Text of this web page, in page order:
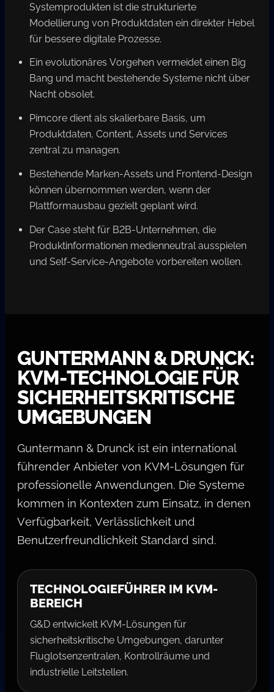
Systemprodukten ist die strukturierte
Modellierung von Produktdaten ein direkter Hebel
für bessere digitale Prozesse.
Ein evolutionäres Vorgehen vermeidet einen Big
Bang und macht bestehende Systeme nicht über
Nacht obsolet.
Pimcore dient als skalierbare Basis, um
Produktdaten, Content, Assets und Services
zentral zu managen.
Bestehende Marken-Assets und Frontend-Design
können übernommen werden, wenn der
Plattformausbau gezielt geplant wird.
Der Case steht für B2B-Unternehmen, die
Produktinformationen medienneutral ausspielen
und Self-Service-Angebote vorbereiten wollen.
GUNTERMANN & DRUNCK:
KVM-TECHNOLOGIE FÜR
SICHERHEITSKRITISCHE
UMGEBUNGEN
Guntermann & Drunck ist ein international
führender Anbieter von KVM-Lösungen für
professionelle Anwendungen. Die Systeme
kommen in Kontexten zum Einsatz, in denen
Verfügbarkeit, Verlässlichkeit und
Benutzerfreundlichkeit Standard sind.
TECHNOLOGIEFÜHRER IM KVM-
BEREICH
G&D entwickelt KVM-Lösungen für
sicherheitskritische Umgebungen, darunter
Fluglotsenzentralen, Kontrollräume und
industrielle Leitstellen.